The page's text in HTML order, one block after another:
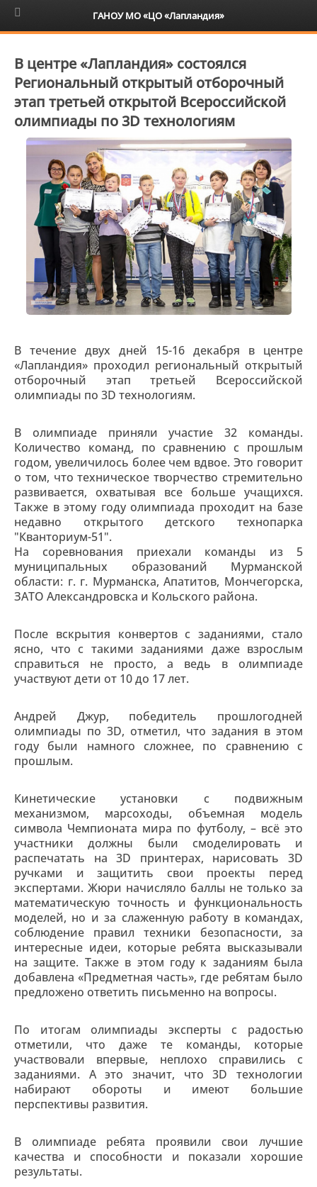
6+
В центре «Лапландия» состоялся
Региональный открытый отборочный
этап третьей открытой Всероссийской
олимпиады по 3D технологиям
В течение двух дней 15-16 декабря в центре
«Лапландия» проходил региональный открытый
отборочный этап третьей Всероссийской
олимпиады по 3D технологиям.
В олимпиаде приняли участие 32 команды.
Количество команд, по сравнению с прошлым
годом, увеличилось более чем вдвое. Это говорит
о том, что техническое творчество стремительно
развивается, охватывая все больше учащихся.
Также в этому году олимпиада проходит на базе
недавно открытого детского технопарка
"Кванториум-51".
На соревнования приехали команды из 5
муниципальных образований Мурманской
области: г. г. Мурманска, Апатитов, Мончегорска,
ЗАТО Александровска и Кольского района.
После вскрытия конвертов с заданиями, стало
ясно, что с такими заданиями даже взрослым
справиться не просто, а ведь в олимпиаде
участвуют дети от 10 до 17 лет.
Андрей Джур, победитель прошлогодней
олимпиады по 3D, отметил, что задания в этом
году были намного сложнее, по сравнению с
прошлым.
Кинетические установки с подвижным
механизмом, марсоходы, объемная модель
символа Чемпионата мира по футболу, – всё это
участники должны были смоделировать и
распечатать на 3D принтерах, нарисовать 3D
ручками и защитить свои проекты перед
экспертами. Жюри начисляло баллы не только за
математическую точность и функциональность
моделей, но и за слаженную работу в командах,
соблюдение правил техники безопасности, за
интересные идеи, которые ребята высказывали
на защите. Также в этом году к заданиям была
добавлена «Предметная часть», где ребятам было
предложено ответить письменно на вопросы.
По итогам олимпиады эксперты с радостью
отметили, что даже те команды, которые
участвовали впервые, неплохо справились с
заданиями. А это значит, что 3D технологии
набирают обороты и имеют большие
перспективы развития.
В олимпиаде ребята проявили свои лучшие
качества и способности и показали хорошие
результаты.
ГАНОУ МО «ЦО «Лапландия»